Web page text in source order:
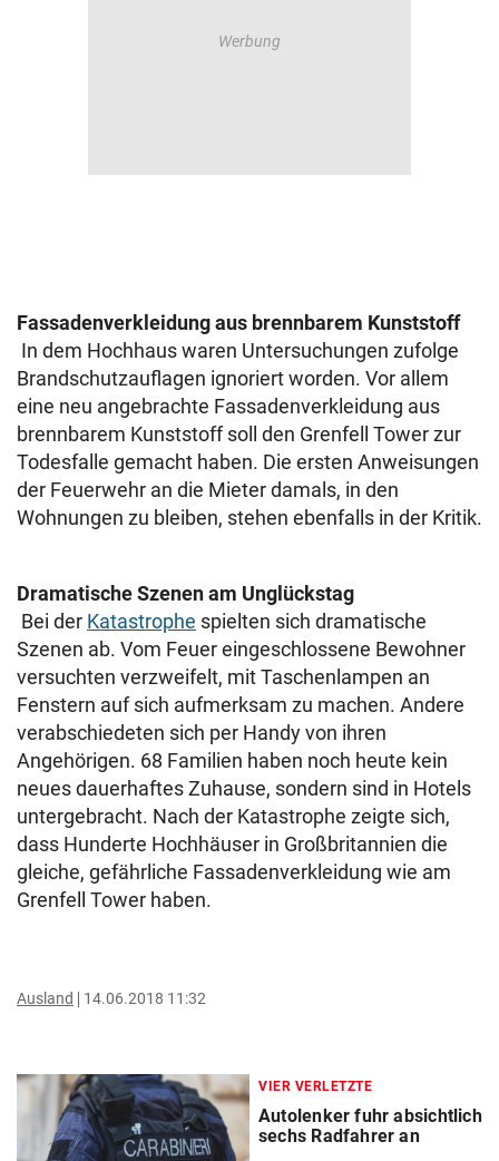
Fassadenverkleidung aus brennbarem Kunststoff
In dem Hochhaus waren Untersuchungen zufolge
Brandschutzauflagen ignoriert worden. Vor allem
eine neu angebrachte Fassadenverkleidung aus
brennbarem Kunststoff soll den Grenfell Tower zur
Todesfalle gemacht haben. Die ersten Anweisungen
der Feuerwehr an die Mieter damals, in den
Wohnungen zu bleiben, stehen ebenfalls in der Kritik.
Dramatische Szenen am Unglückstag
Bei der Katastrophe spielten sich dramatische
Szenen ab. Vom Feuer eingeschlossene Bewohner
versuchten verzweifelt, mit Taschenlampen an
Fenstern auf sich aufmerksam zu machen. Andere
verabschiedeten sich per Handy von ihren
Angehörigen. 68 Familien haben noch heute kein
neues dauerhaftes Zuhause, sondern sind in Hotels
untergebracht. Nach der Katastrophe zeigte sich,
dass Hunderte Hochhäuser in Großbritannien die
gleiche, gefährliche Fassadenverkleidung wie am
Grenfell Tower haben.
Ausland 14.06.2018 11:32
VIER VERLETZTE
Autolenker fuhr absichtlich
sechs Radfahrer an